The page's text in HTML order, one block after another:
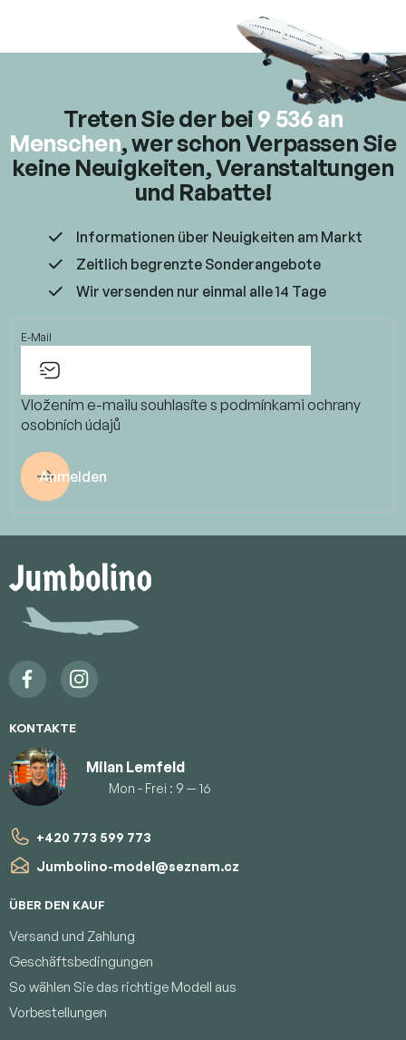
Treten Sie der bei9 536 an
Menschen, wer schonVerpassen Sie
keine Neuigkeiten, Veranstaltungen
und Rabatte!
Informationen über Neuigkeiten am Markt
Zeitlich begrenzte Sonderangebote
Wir versenden nur einmal alle 14 Tage
E-Mail
Vložením e-mailu souhlasíte s podmínkami ochrany
osobních údajů
Anmelden
ß
e
KONTAKTE
Milan Lemfeld
Mon - Frei : 9 — 16
+420 773 599 773
Jumbolino-model@seznam.cz
ÜBER DEN KAUF
Versand und Zahlung
Geschäftsbedingungen
So wählen Sie das richtige Modell aus
Vorbestellungen